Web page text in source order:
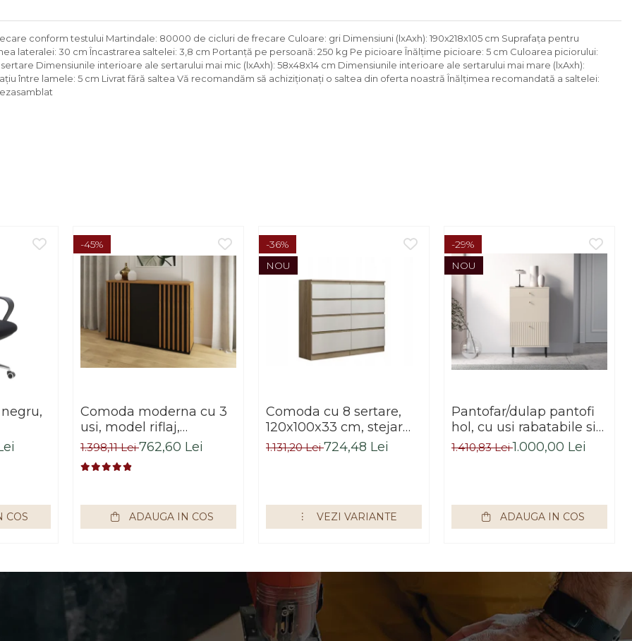
conform testului Martindale: 80000 de cicluri de frecare Culoare: gri Dimensiuni (lxAxh): 190x218x105 cm Suprafaţa pentru
lateralei: 30 cm Încastrarea saltelei: 3,8 cm Portanţă pe persoană: 250 kg Pe picioare Înălţime picioare: 5 cm Culoarea piciorului:
Dimensiunile interioare ale sertarului mai mic (lxAxh): 58x48x14 cm Dimensiunile interioare ale sertarului mai mare (lxAxh):
între lamele: 5 cm Livrat fără saltea Vă recomandăm să achiziţionaţi o saltea din oferta noastră Înălţimea recomandată a saltelei:
COS
-45%
Comoda moderna cu 3
usi, model riflaj,
negru/stejar artisan,
120x88x44 cm, Bortis
impex
1.398,11 Lei762,60 Lei
ADAUGA IN COS
-36%
NOU
Comoda cu 8 sertare,
120x100x33 cm, stejar
sonoma/alb, pentru hol,
living, dormitor, birou,
1.131,20 Lei724,48 Lei
VEZI VARIANTE
-29%
NOU
Pantofar/dulap pantofi
hol, cu usi rabatabile si
sertar,bej crem casmir,
pal+mdf casmir , 98x
negre, butoni auriu,
Bortis
1.410,83 Lei1.000,00 Lei
ADAUGA IN COS